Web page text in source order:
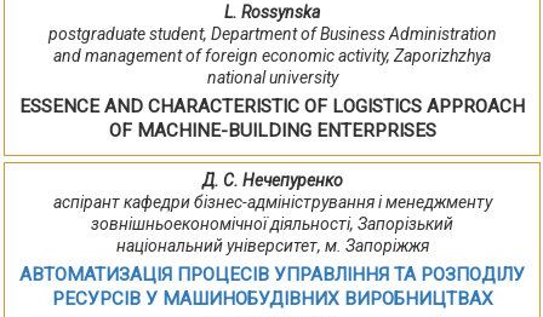
L. Rossynska
postgraduate student, Department of Business Administration
and management of foreign economic activity, Zaporizhzhya
national university
ESSENCE AND CHARACTERISTIC OF LOGISTICS APPROACH
OF MACHINE-BUILDING ENTERPRISES
Д. С. Нечепуренко
аспірант кафедри бізнес-адміністрування і менеджменту
зовнішньоекономічної діяльності, Запорізький
національний університет, м. Запоріжжя
АВТОМАТИЗАЦІЯ ПРОЦЕСІВ УПРАВЛІННЯ ТА РОЗПОДІЛУ
РЕСУРСІВ У МАШИНОБУДІВНИХ ВИРОБНИЦТВАХ